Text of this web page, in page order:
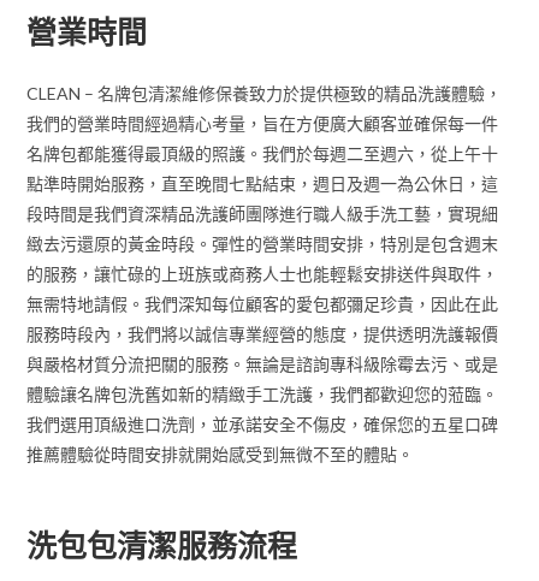
營業時間
CLEAN – 名牌包清潔維修保養致力於提供極致的精品洗護體驗，
我們的營業時間經過精心考量，旨在方便廣大顧客並確保每一件
名牌包都能獲得最頂級的照護。我們於每週二至週六，從上午十
點準時開始服務，直至晚間七點結束，週日及週一為公休日，這
段時間是我們資深精品洗護師團隊進行職人級手洗工藝，實現細
緻去污還原的黃金時段。彈性的營業時間安排，特別是包含週末
的服務，讓忙碌的上班族或商務人士也能輕鬆安排送件與取件，
無需特地請假。我們深知每位顧客的愛包都彌足珍貴，因此在此
服務時段內，我們將以誠信專業經營的態度，提供透明洗護報價
與嚴格材質分流把關的服務。無論是諮詢專科級除霉去污、或是
體驗讓名牌包洗舊如新的精緻手工洗護，我們都歡迎您的蒞臨。
我們選用頂級進口洗劑，並承諾安全不傷皮，確保您的五星口碑
推薦體驗從時間安排就開始感受到無微不至的體貼。
洗包包清潔服務流程